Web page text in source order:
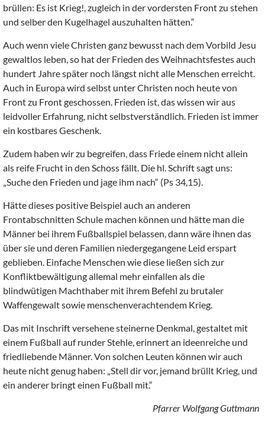
brüllen: Es ist Krieg!, zugleich in der vordersten Front zu stehen
und selber den Kugelhagel auszuhalten hätten.“
Auch wenn viele Christen ganz bewusst nach dem Vorbild Jesu
gewaltlos leben, so hat der Frieden des Weihnachtsfestes auch
hundert Jahre später noch längst nicht alle Menschen erreicht.
Auch in Europa wird selbst unter Christen noch heute von
Front zu Front geschossen. Frieden ist, das wissen wir aus
leidvoller Erfahrung, nicht selbstverständlich. Frieden ist immer
ein kostbares Geschenk.
Zudem haben wir zu begreifen, dass Friede einem nicht allein
als reife Frucht in den Schoss fällt. Die hl. Schrift sagt uns:
„Suche den Frieden und jage ihm nach“ (Ps 34,15).
Hätte dieses positive Beispiel auch an anderen
Frontabschnitten Schule machen können und hätte man die
Männer bei ihrem Fußballspiel belassen, dann wäre ihnen das
über sie und deren Familien niedergegangene Leid erspart
geblieben. Einfache Menschen wie diese ließen sich zur
Konfliktbewältigung allemal mehr einfallen als die
blindwütigen Machthaber mit ihrem Befehl zu brutaler
Waffengewalt sowie menschenverachtendem Krieg.
Das mit Inschrift versehene steinerne Denkmal, gestaltet mit
einem Fußball auf runder Stehle, erinnert an ideenreiche und
friedliebende Männer. Von solchen Leuten können wir auch
heute nicht genug haben: „Stell dir vor, jemand brüllt Krieg, und
ein anderer bringt einen Fußball mit.“
Pfarrer Wolfgang Guttmann